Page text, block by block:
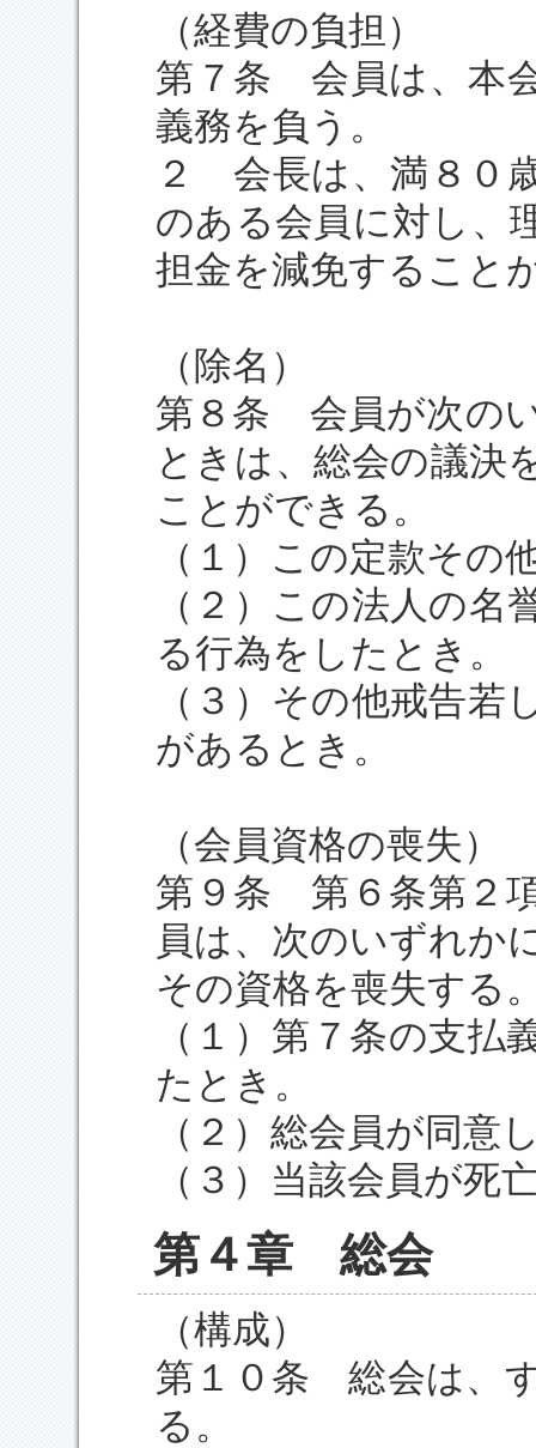
（経費の負担）
第７条 会員は、本
義務を負う。
２ 会長は、満８０
のある会員に対し、
担金を減免すること
（除名）
第８条 会員が次の
ときは、総会の議決
ことができる。
（１）この定款その
（２）この法人の
る行為をしたとき。
（３）その他戒告
があるとき。
（会員資格の喪失）
第９条 第６条第２
員は、次のいずれか
その資格を喪失する
（１）第７条の支
たとき。
（２）総会員が同意
（３）当該会員が死
第４章 総会
（構成）
第１０条 総会は、
る。